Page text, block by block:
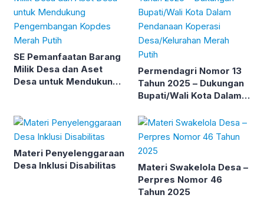
SE Pemanfaatan Barang
Milik Desa dan Aset
Desa untuk Mendukung
Permendagri Nomor 13
Tahun 2025 – Dukungan
Bupati/Wali Kota Dalam
Desa/Kelurahan Merah
Putih
Materi Penyelenggaraan
Desa Inklusi Disabilitas
Materi Swakelola Desa –
Perpres Nomor 46
Tahun 2025